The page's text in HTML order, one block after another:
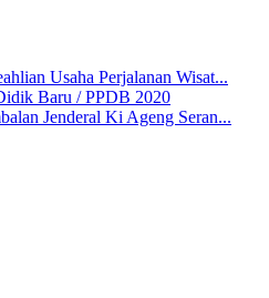
Usaha Perjalanan Wisat...
Baru / PPDB 2020
Jenderal Ki Ageng Seran...